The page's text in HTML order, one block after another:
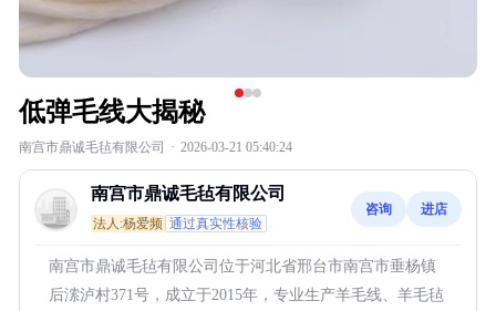
低弹毛线大揭秘
南宫市鼎诚毛毡有限公司 · 2026-03-21 05:40:24
南宫市鼎诚毛毡有限公司
法人:杨爱频 通过真实性核验
咨询 进店
南宫市鼎诚毛毡有限公司位于河北省邢台市南宫市垂杨镇
后溹泸村371号，成立于2015年，专业生产羊毛线、羊毛毡